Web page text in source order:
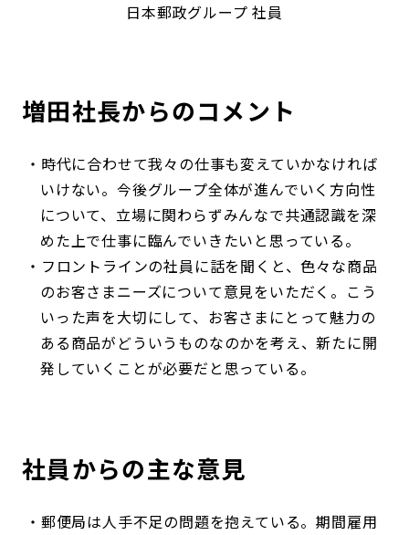
日本郵政グループ 社員
増田社長からのコメント
時代に合わせて我々の仕事も変えていかなければ
いけない。今後グループ全体が進んでいく方向性
について、立場に関わらずみんなで共通認識を深
めた上で仕事に臨んでいきたいと思っている。
フロントラインの社員に話を聞くと、色々な商品
のお客さまニーズについて意見をいただく。こう
いった声を大切にして、お客さまにとって魅力の
ある商品がどういうものなのかを考え、新たに開
発していくことが必要だと思っている。
社員からの主な意見
郵便局は人手不足の問題を抱えている。期間雇用